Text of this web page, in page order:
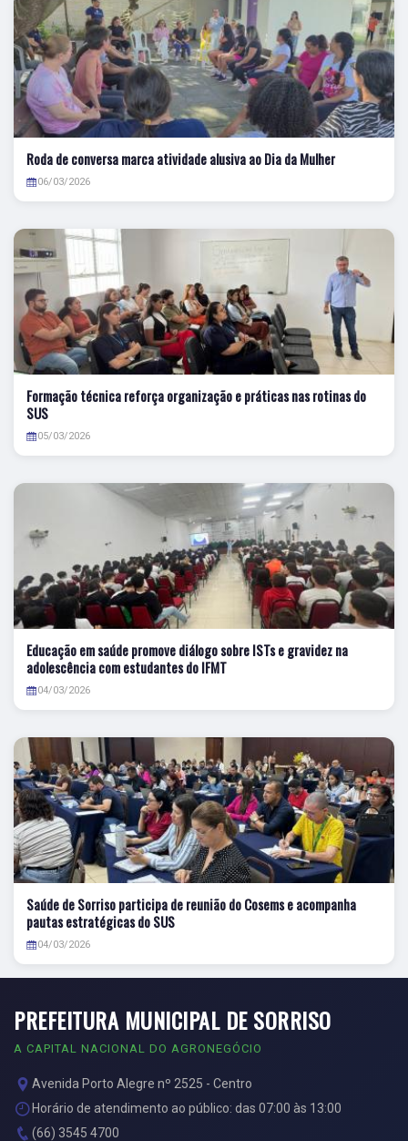
Roda de conversa marca atividade alusiva ao Dia da Mulher
06/03/2026
Formação técnica reforça organização e práticas nas rotinas do
SUS
05/03/2026
Educação em saúde promove diálogo sobre ISTs e gravidez na
adolescência com estudantes do IFMT
04/03/2026
Saúde de Sorriso participa de reunião do Cosems e acompanha
pautas estratégicas do SUS
04/03/2026
PREFEITURA MUNICIPAL DE SORRISO
A CAPITAL NACIONAL DO AGRONEGÓCIO
Avenida Porto Alegre nº 2525 - Centro
Horário de atendimento ao público: das 07:00 às 13:00
(66) 3545 4700